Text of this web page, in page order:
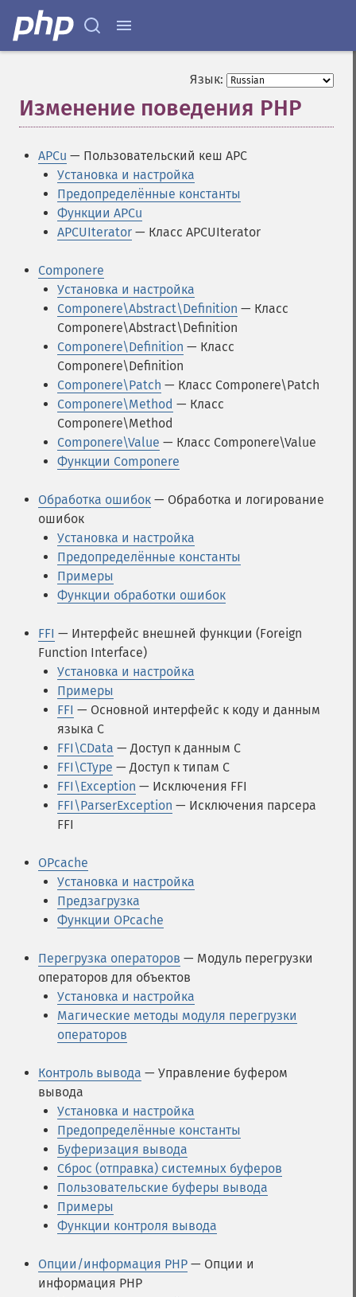
Язык:
Изменение поведения PHP
APCu — Пользовательский кеш APC
Установка и настройка
Предопределённые константы
Функции APCu
APCUIterator — Класс APCUIterator
Componere
Установка и настройка
Componere\Abstract\Definition — Класс
Componere\Abstract\Definition
Componere\Definition — Класс
Componere\Definition
Componere\Patch — Класс Componere\Patch
Componere\Method — Класс
Componere\Method
Componere\Value — Класс Componere\Value
Функции Componere
Обработка ошибок — Обработка и логирование
ошибок
Установка и настройка
Предопределённые константы
Примеры
Функции обработки ошибок
FFI — Интерфейс внешней функции (Foreign
Function Interface)
Установка и настройка
Примеры
FFI — Основной интерфейс к коду и данным
языка C
FFI\CData — Доступ к данным C
FFI\CType — Доступ к типам C
FFI\Exception — Исключения FFI
FFI\ParserException — Исключения парсера
FFI
OPcache
Установка и настройка
Предзагрузка
Функции OPcache
Перегрузка операторов — Модуль перегрузки
операторов для объектов
Установка и настройка
Магические методы модуля перегрузки
операторов
Контроль вывода — Управление буфером
вывода
Установка и настройка
Предопределённые константы
Буферизация вывода
Сброс (отправка) системных буферов
Пользовательские буферы вывода
Примеры
Функции контроля вывода
Опции/информация PHP — Опции и
информация PHP